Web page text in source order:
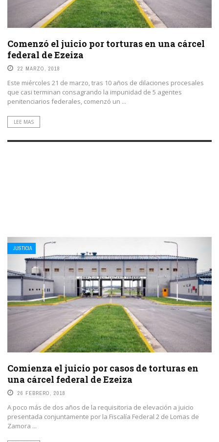
Comenzó el juicio por torturas en una cárcel
federal de Ezeiza
22 MARZO, 2018
Este miércoles 21 de marzo, tras 10 años de dilaciones procesales
que casi terminan consagrando la impunidad de 5 agentes
penitenciarios federales, comenzó un ...
LEE MAS
JUSTICIA
Comienza el juicio por casos de torturas en
una cárcel federal de Ezeiza
26 FEBRERO, 2018
A poco más de dos años de la requisitoria de elevación a juicio
presentada conjuntamente por la Fiscalía Federal 2 de Lomas de
Zamora ...